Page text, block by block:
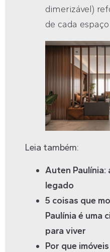
dimerizável)
de cada espaço
Leia também:
Auten Paulínia:
legado
5 coisas que
Paulínia é uma
para viver
Por que